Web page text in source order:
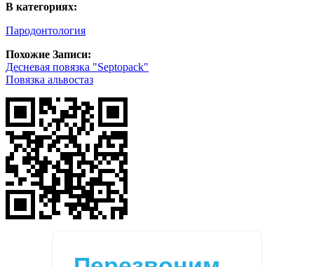
В категориях:
Пародонтология
Похожие Записи:
Десневая повязка "Septopack"
Повязка альвостаз